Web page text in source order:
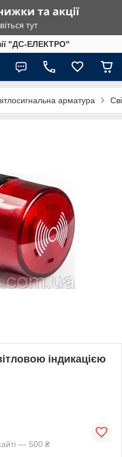
"ДС-ЕЛЕКТРО"
арматура
індикацією
— 500 ₴